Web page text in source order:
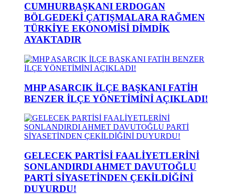
CUMHURBAŞKANI ERDOGAN
BÖLGEDEKİ ÇATIŞMALARA RAĞMEN
TÜRKİYE EKONOMİSİ DİMDİK
AYAKTADIR
MHP ASARCIK İLÇE BAŞKANI FATİH
BENZER İLÇE YÖNETİMİNİ AÇIKLADI!
GELECEK PARTİSİ FAALİYETLERİNİ
SONLANDIRDI AHMET DAVUTOĞLU
PARTİ SİYASETİNDEN ÇEKİLDİĞİNİ
DUYURDU!